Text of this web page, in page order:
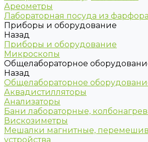
Ареометры
Лабораторная посуда из фарфора
Приборы и оборудование
Назад
Приборы и оборудование
Микроскопы
Общелабораторное
Назад
Общелабораторное
Аквадистилляторы
Анализаторы
Бани лабораторные,
Вискозиметры
Мешалки магнитные,
устройства